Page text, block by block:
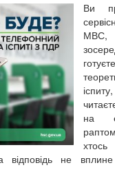
Ви
МВС,
на
не